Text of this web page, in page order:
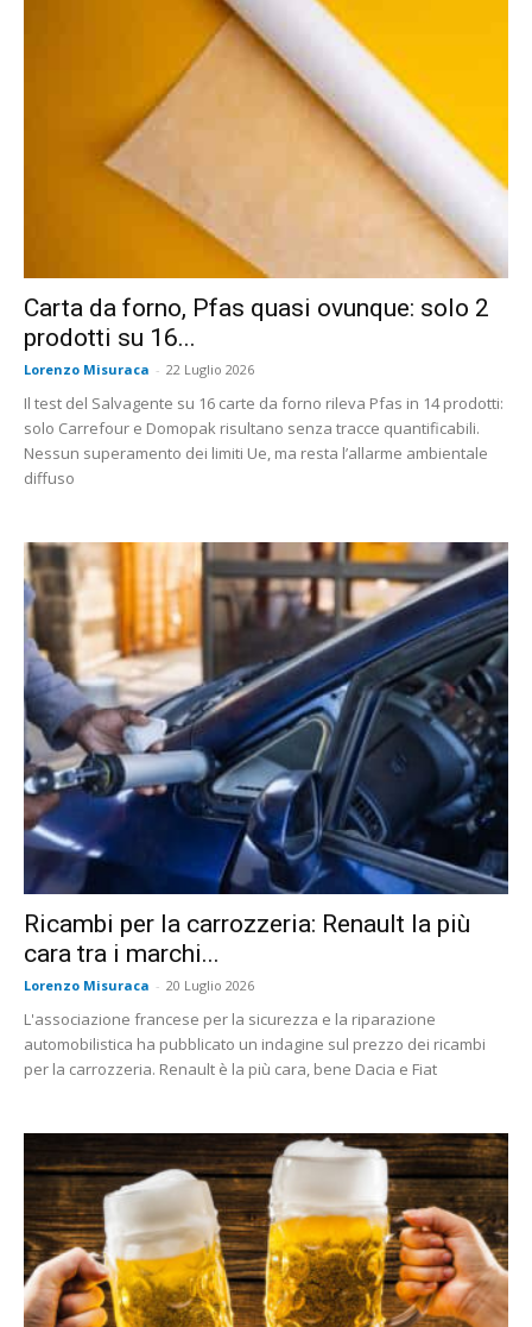
Carta da forno, Pfas quasi ovunque: solo 2
prodotti su 16...
Lorenzo Misuraca - 22 Luglio 2026
Il test del Salvagente su 16 carte da forno rileva Pfas in 14 prodotti:
solo Carrefour e Domopak risultano senza tracce quantificabili.
Nessun superamento dei limiti Ue, ma resta l’allarme ambientale
diffuso
Ricambi per la carrozzeria: Renault la più
cara tra i marchi...
Lorenzo Misuraca - 20 Luglio 2026
L'associazione francese per la sicurezza e la riparazione
automobilistica ha pubblicato un indagine sul prezzo dei ricambi
per la carrozzeria. Renault è la più cara, bene Dacia e Fiat